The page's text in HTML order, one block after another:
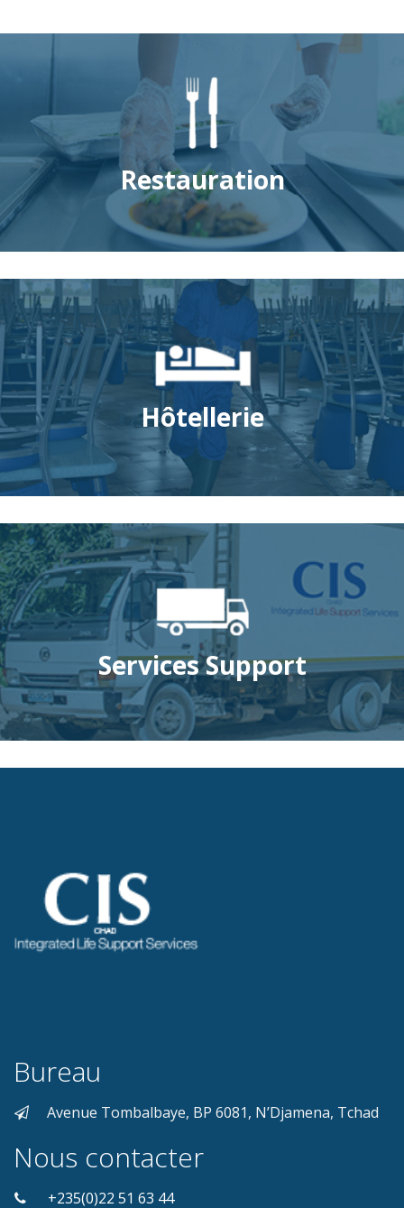
Restauration
Hôtellerie
Services Support
Bureau
Avenue Tombalbaye, BP 6081, N’Djamena, Tchad
Nous contacter
+235(0)22 51 63 44